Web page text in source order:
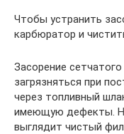
Чтобы устранить
карбюратор и
Засорение
загрязняться при
через топливный
имеющую дефекты.
выглядит чистый